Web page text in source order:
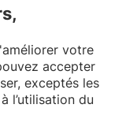
la
votre
accepter
exceptés les
l’utilisation du